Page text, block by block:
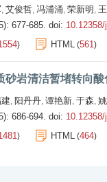
, 艾俊哲, 冯浦涌, 荣新明 ,
677-685. doi:
) HTML (561)
砂岩清洁暂堵转向
, 阳丹丹, 谭艳新, 于森,
686-694. doi:
) HTML (464)